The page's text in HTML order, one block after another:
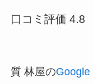
口コミ評価 4.8
質 林屋のGoogle